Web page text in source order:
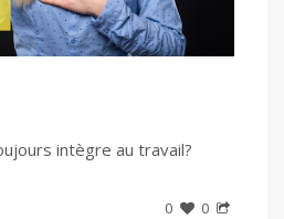
intègre au travail?
0 0